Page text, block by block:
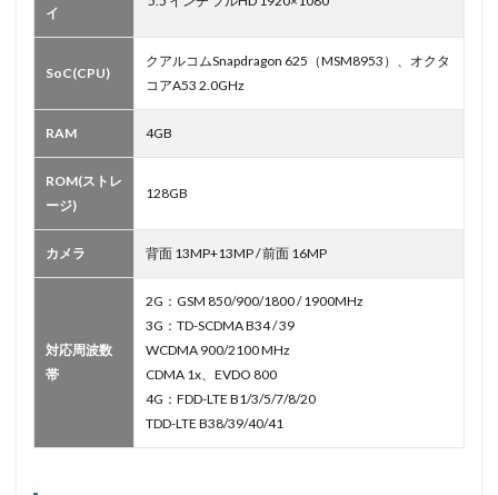
イ
SoC(CPU)
クアルコムSnapdragon 625（MSM8953）、オクタ
コアA53 2.0GHz
RAM 4GB
ROM(ストレ
ージ)
128GB
カメラ 背面 13MP+13MP / 前面 16MP
対応周波数
帯
2G：GSM 850/900/1800 / 1900MHz
3G：TD-SCDMA B34 / 39
WCDMA 900/2100 MHz
CDMA 1x、EVDO 800
4G：FDD-LTE B1/3/5/7/8/20
TDD-LTE B38/39/40/41